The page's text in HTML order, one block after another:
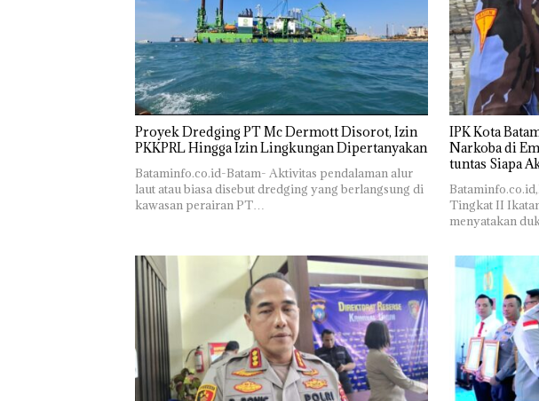
Proyek Dredging PT Mc Dermott Disorot, Izin
PKKPRL Hingga Izin Lingkungan Dipertanyakan
Bataminfo.co.id-Batam- Aktivitas pendalaman alur
laut atau biasa disebut dredging yang berlangsung di
kawasan perairan PT…
IPK Kota
Narkoba di
tuntas Siapa
Tingkat II
menyatakan
Pidana,
Polsek
Lubuk Baja
Hentikan
Penyelidikan
Laporan
Anak Dibawa
Tanpa Izin:
Murni
Hak Asuh!
Winner”,
Abimanyu
Melesat
Kibarkan
Merah Putih
Dua Kali di
Thailand
Pengelolaan
Sedimentasi
Laut di Kepri
Harus
Dibuktikan
Secara
Ilmiah,
Jangan
Sampai
Bertentangan
dengan
Tahun
‘Bodong’
Tapi Cuma
Ditegur, LBH
Desak
Sekolah
Djuwita
Batam
Segera
Ditutup!